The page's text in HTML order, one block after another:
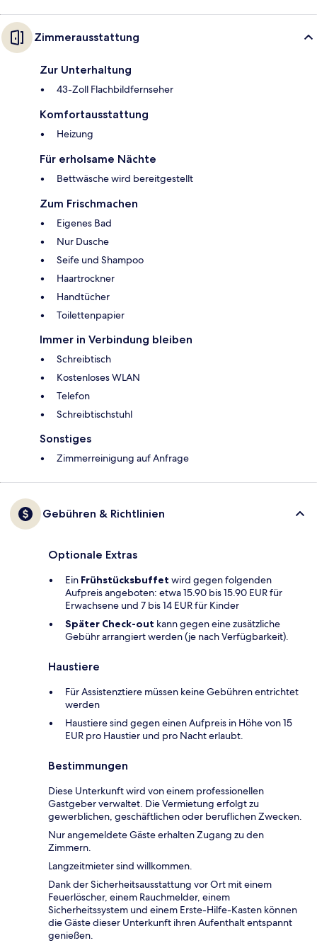
Zimmerausstattung
Zur Unterhaltung
43-Zoll Flachbildfernseher
Komfortausstattung
Heizung
Für erholsame Nächte
Bettwäsche wird bereitgestellt
Zum Frischmachen
Eigenes Bad
Nur Dusche
Seife und Shampoo
Haartrockner
Handtücher
Toilettenpapier
Immer in Verbindung bleiben
Schreibtisch
Kostenloses WLAN
Telefon
Schreibtischstuhl
Sonstiges
Zimmerreinigung auf Anfrage
Gebühren & Richtlinien
Optionale Extras
Ein Frühstücksbuffet wird gegen folgenden
Aufpreis angeboten: etwa 15.90 bis 15.90 EUR für
Erwachsene und 7 bis 14 EUR für Kinder
Später Check-out kann gegen eine zusätzliche
Gebühr arrangiert werden (je nach Verfügbarkeit).
Haustiere
Für Assistenztiere müssen keine Gebühren entrichtet
werden
Haustiere sind gegen einen Aufpreis in Höhe von 15
EUR pro Haustier und pro Nacht erlaubt.
Bestimmungen
Diese Unterkunft wird von einem professionellen
Gastgeber verwaltet. Die Vermietung erfolgt zu
gewerblichen, geschäftlichen oder beruflichen Zwecken.
Nur angemeldete Gäste erhalten Zugang zu den
Zimmern.
Langzeitmieter sind willkommen.
Dank der Sicherheitsausstattung vor Ort mit einem
Feuerlöscher, einem Rauchmelder, einem
Sicherheitssystem und einem Erste-Hilfe-Kasten können
die Gäste dieser Unterkunft ihren Aufenthalt entspannt
genießen.